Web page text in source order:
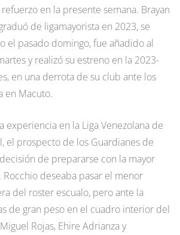
en la presente semana. Brayan
de ligamayorista en 2023, se
el pasado domingo, fue añadido al
y realizó su estreno en la 2023-
en una derrota de su club ante los
en Macuto.
experiencia en la Liga Venezolana de
el prospecto de los Guardianes de
de prepararse con la mayor
deseaba pasar el menor
del roster escualo, pero ante la
de gran peso en el cuadro interior del
Rojas, Ehire Adrianza y